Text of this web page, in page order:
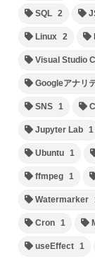
SQL 2
Linux 2
Visual Studio
Googleアナリ
SNS 1
Jupyter Lab 1
Ubuntu 1
ffmpeg 1
Watermarker
Cron 1
useEffect 1